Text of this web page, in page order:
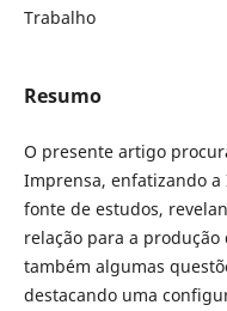
Trabalho
Resumo
O presente artigo
Imprensa, enfatizando
fonte de estudos,
relação para a
também algumas
destacando uma